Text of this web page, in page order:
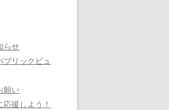
らせ
リックビュ
願い
援しよう！